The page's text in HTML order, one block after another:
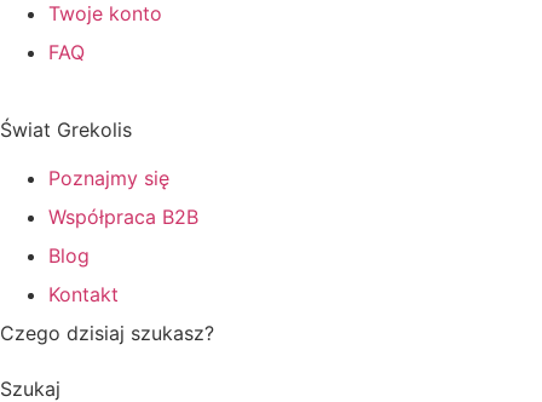
Twoje konto
FAQ
Świat Grekolis
Poznajmy się
Współpraca B2B
Blog
Kontakt
Czego dzisiaj szukasz?
Szukaj